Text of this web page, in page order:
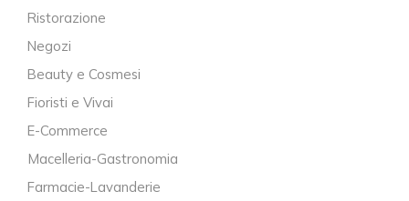
Ristorazione
Negozi
Beauty e Cosmesi
Fioristi e Vivai
E-Commerce
Macelleria-Gastronomia
Farmacie-Lavanderie